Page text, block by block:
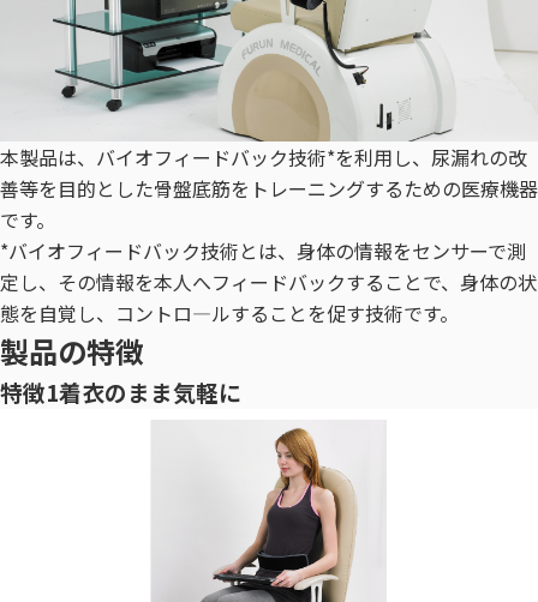
本製品は、バイオフィードバック技術*を利用し、尿漏れの改
善等を目的とした骨盤底筋をトレーニングするための医療機器
です。
*バイオフィードバック技術とは、身体の情報をセンサーで測
定し、その情報を本人へフィードバックすることで、身体の状
態を自覚し、コントロ―ルすることを促す技術です。
製品の特徴
特徴1着衣のまま気軽に